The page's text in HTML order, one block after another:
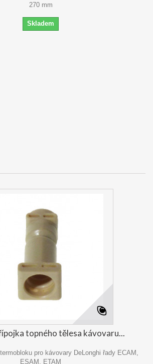
270 mm
Skladem
topného tělesa kávovaru...
pro kávovary DeLonghi řady ECAM,
ESAM, ETAM